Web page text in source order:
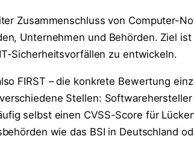
Zusammenschluss von Computer-
Unternehmen und Behörden. Ziel
Sicherheitsvorfällen zu entwickeln.
FIRST – die konkrete Bewertung
Stellen:
selbst einen CVSS-Score für
wie das BSI in Deutschland